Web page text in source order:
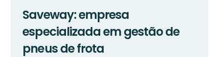
Saveway: empresa
especializada em gestão de
pneus de frota